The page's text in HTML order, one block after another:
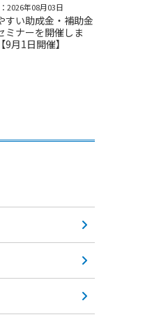
2026年08月03日
すい助成金・補助金
ミナーを開催しま
9月1日開催】